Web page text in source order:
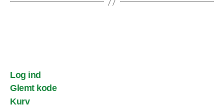
Log ind
Glemt kode
Kurv